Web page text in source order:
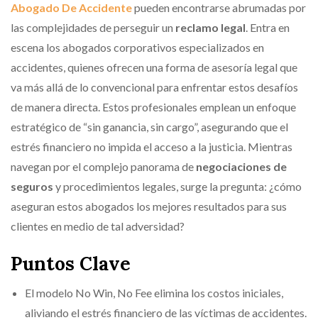
Abogado De Accidentepueden encontrarse abrumadas por
las complejidades de perseguir un reclamo legal. Entra en
escena los abogados corporativos especializados en
accidentes, quienes ofrecen una forma de asesoría legal que
va más allá de lo convencional para enfrentar estos desafíos
de manera directa. Estos profesionales emplean un enfoque
estratégico de “sin ganancia, sin cargo”, asegurando que el
estrés financiero no impida el acceso a la justicia. Mientras
navegan por el complejo panorama de negociaciones de
seguros y procedimientos legales, surge la pregunta: ¿cómo
aseguran estos abogados los mejores resultados para sus
clientes en medio de tal adversidad?
Puntos Clave
El modelo No Win, No Fee elimina los costos iniciales,
aliviando el estrés financiero de las víctimas de accidentes.